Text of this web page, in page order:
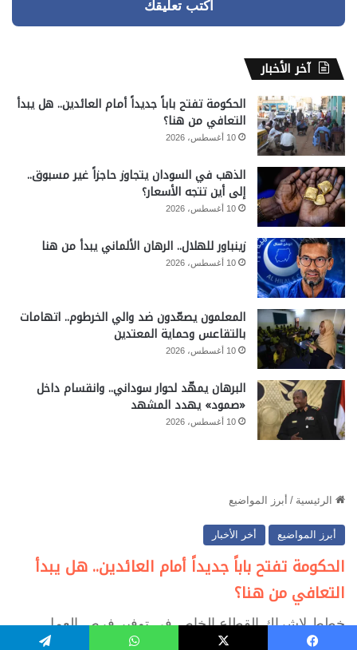
اكتب تعليقك
آخر الأخبار
الحكومة تفتح باباً جديداً أمام العائدين.. هل يبدأ
التعافي من هنا؟
10 أغسطس، 2026
الذهب في السودان يتجاوز حاجزاً غير مسبوق..
إلى أين تتجه الأسعار؟
10 أغسطس، 2026
زينباور للهلال.. الرهان الألماني يبدأ من هنا
10 أغسطس، 2026
المعلمون يصعّدون ضد والي الخرطوم.. اتهامات
بالتقاعس وحماية المعتدين
10 أغسطس، 2026
البرهان يمهّد لحوار سوداني.. وانقسام داخل
«صمود» يهدد المشهد
10 أغسطس، 2026